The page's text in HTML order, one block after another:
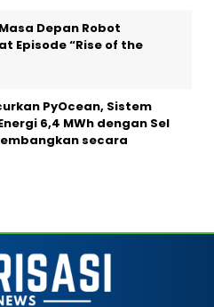
Depan Robot
Episode “Rise of the
PyOcean, Sistem
6,4 MWh dengan Sel
secara